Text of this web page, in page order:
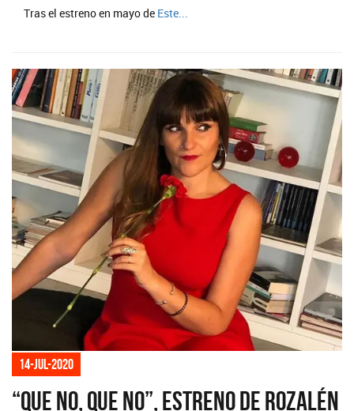
Tras el estreno en mayo de Este...
14-jul-2020
“Que No, Que No”, estreno de Rozalén